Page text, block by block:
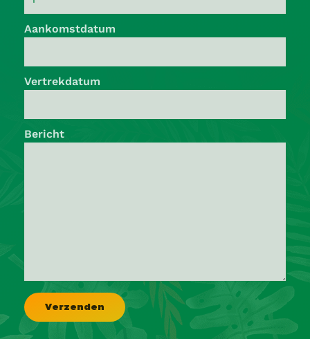
Aankomstdatum
Vertrekdatum
Bericht